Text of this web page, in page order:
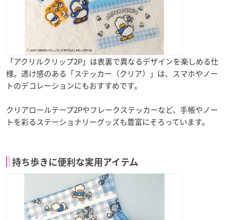
「アクリルクリップ2P」は表裏で異なるデザインを楽しめる仕
様。透け感のある「ステッカー（クリア）」は、スマホやノー
トのデコレーションにもおすすめです。
クリアロールテープ2Pやフレークステッカーなど、手帳やノー
トを彩るステーショナリーグッズも豊富にそろっています。
持ち歩きに便利な実用アイテム